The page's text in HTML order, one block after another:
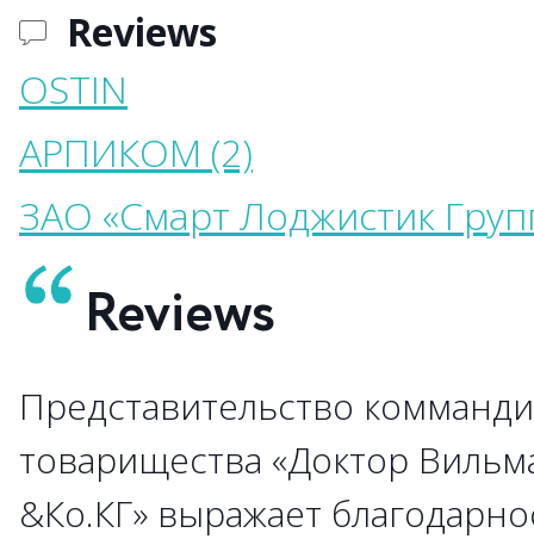
Reviews
OSTIN
АРПИКОМ (2)
ЗАО «Смарт Лоджистик
Reviews
Представительство
товарищества «Доктор
&Ко.КГ» выражает
→
→
→